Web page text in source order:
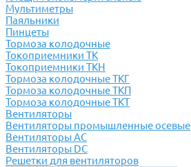
Мультиметры
Паяльники
Пинцеты
Тормоза колодочные
Токоприемники ТК
Токоприемники ТКН
Тормоза колодочные ТКГ
Тормоза колодочные ТКП
Тормоза колодочные ТКТ
Вентиляторы
Вентиляторы промышленные осевые
Вентиляторы АС
Вентиляторы DC
Решетки для вентиляторов